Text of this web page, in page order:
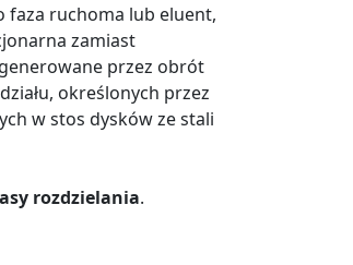
faza ruchoma lub eluent,
zamiast
przez obrót
określonych przez
w stos dysków ze stali
rozdzielania.